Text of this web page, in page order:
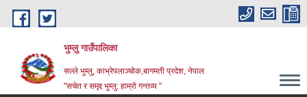
Skip to main content
भुम्लु गाउँपालिका
सल्ले भुम्लु, काभ्रेपलाञ्चोक,बागमती प्रदेश, नेपाल
"सचेत र समृद्द भुम्लु: हाम्राे गन्तव्य "